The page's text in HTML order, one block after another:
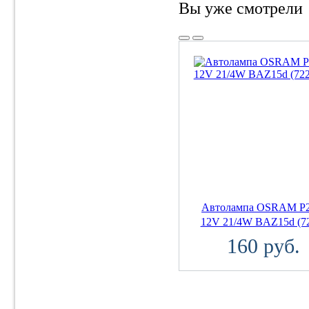
Вы уже смотрели
Автолампа OSRAM
12V 21/4W BAZ15d
160 руб.